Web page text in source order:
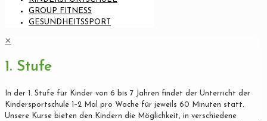
GROUP FITNESS
GESUNDHEITSSPORT
✕
1. Stufe
In der 1. Stufe für Kinder von 6 bis 7 Jahren findet der Unterricht der
Kindersportschule 1–2 Mal pro Woche für jeweils 60 Minuten statt.
Unsere Kurse bieten den Kindern die Möglichkeit, in verschiedene